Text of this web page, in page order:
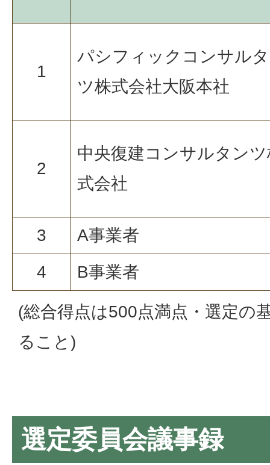
1
パシフィックコンサル
ツ株式会社大阪本社
2
中央復建コンサルタン
式会社
3
A事業者
4
B事業者
(総合得点は500点満点・選定の
ること)
選定委員会議事録